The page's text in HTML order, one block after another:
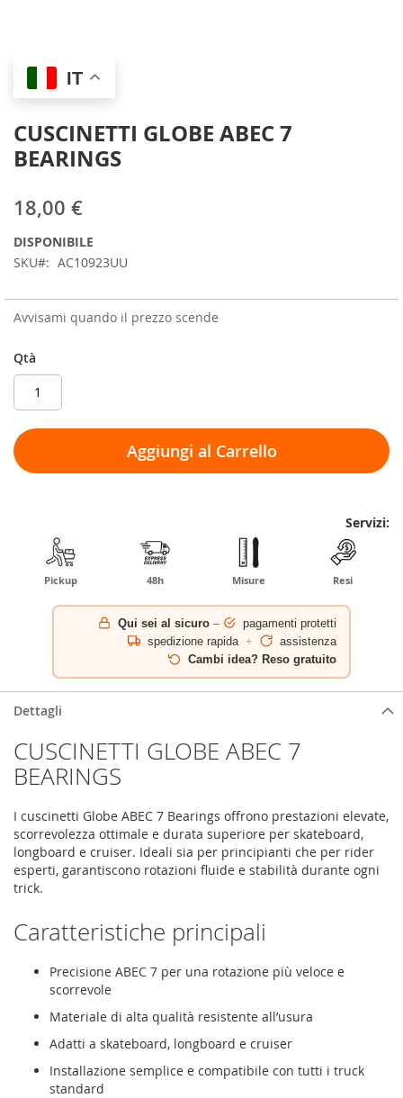
IT
CUSCINETTI GLOBE ABEC 7
BEARINGS
18,00 €
DISPONIBILE
SKU
AC10923UU
Avvisami quando il prezzo scende
Qtà
Aggiungi al Carrello
Servizi:
Pickup 48h Misure Resi
Qui sei al sicuro –
pagamenti protetti
spedizione rapida +
assistenza
Cambi idea? Reso gratuito
Skip
the
of
the
Dettagli
CUSCINETTI GLOBE ABEC 7
BEARINGS
I cuscinetti Globe ABEC 7 Bearings offrono prestazioni elevate,
scorrevolezza ottimale e durata superiore per skateboard,
longboard e cruiser. Ideali sia per principianti che per rider
esperti, garantiscono rotazioni fluide e stabilità durante ogni
trick.
Caratteristiche principali
Precisione ABEC 7 per una rotazione più veloce e
scorrevole
Materiale di alta qualità resistente all’usura
Adatti a skateboard, longboard e cruiser
Installazione semplice e compatibile con tutti i truck
standard